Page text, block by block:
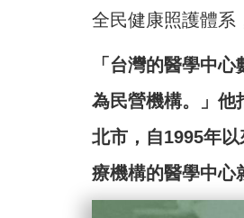
全民健康照護體系
「台灣的醫學中
為民營機構。」他
北市，自1995年
療機構的醫學中心